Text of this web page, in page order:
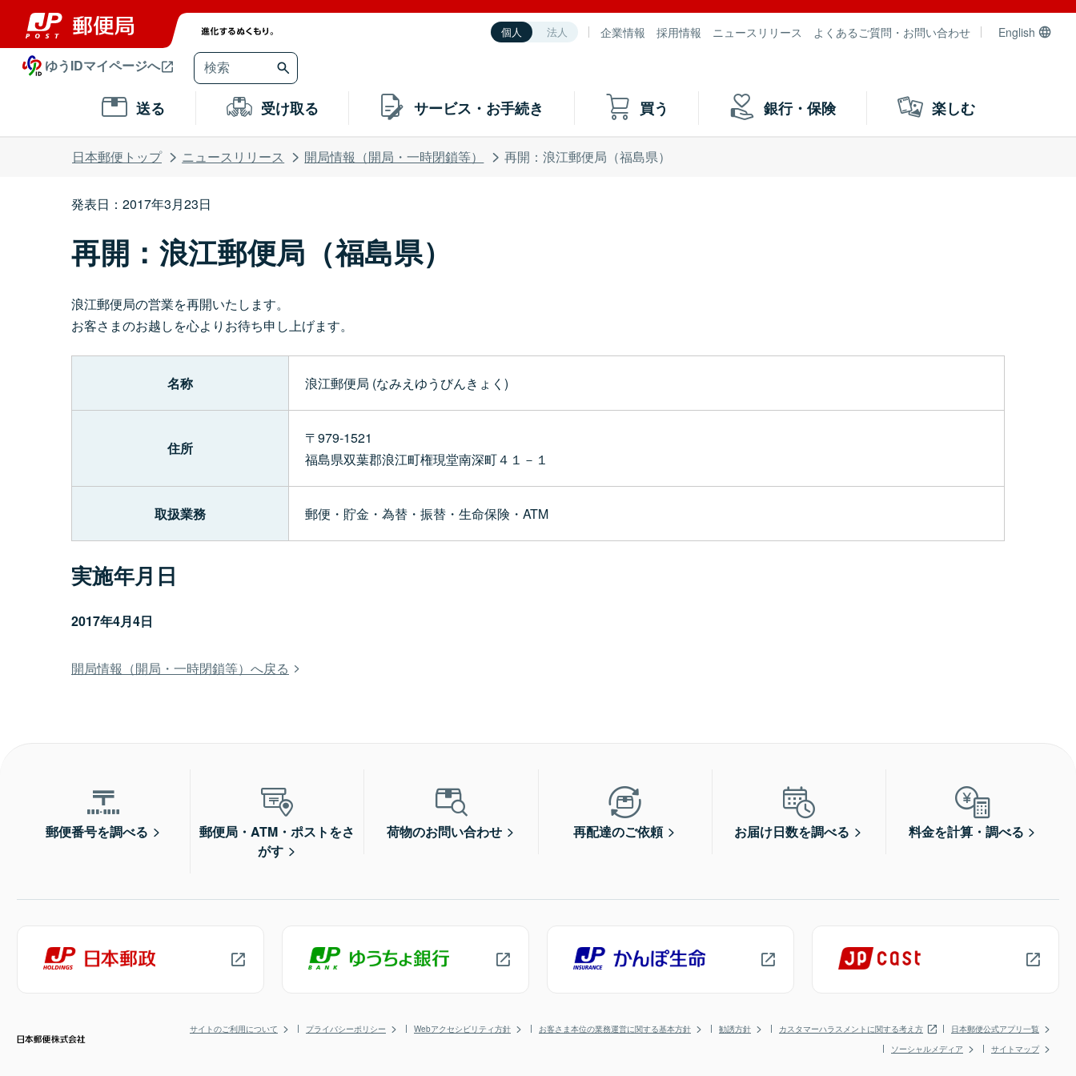
個人 法人 企業情報 採用情報 ニュースリリース よくあるご質問・お問い合わせ English
ゆうIDマイページへ
送る 受け取る サービス・お手続き 買う 銀行・保険 楽しむ
日本郵便トップ ニュースリリース 開局情報（開局・一時閉鎖等） 再開：浪江郵便局（福島県）
発表日：2017年3月23日
再開：浪江郵便局（福島県）
浪江郵便局の営業を再開いたします。
お客さまのお越しを心よりお待ち申し上げます。
名称 浪江郵便局 (なみえゆうびんきょく)
住所
〒979-1521
福島県双葉郡浪江町権現堂南深町４１－１
取扱業務 郵便・貯金・為替・振替・生命保険・ATM
実施年月日
2017年4月4日
開局情報（開局・一時閉鎖等）へ戻る
郵便番号を調べる
郵便局・ATM・ポストをさ
がす
荷物のお問い合わせ 再配達のご依頼 お届け日数を調べる 料金を計算・調べる
サイトのご利用について プライバシーポリシー Webアクセシビリティ方針 お客さま本位の業務運営に関する基本方針 勧誘方針 カスタマーハラスメントに関する考え方
日本郵便公式アプリ一覧
ソーシャルメディア
サイトマップ